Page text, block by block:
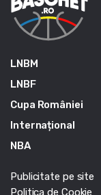
LNBM
LNBF
Cupa României
Internațional
NBA
Publicitate pe site
Politica de Cookie